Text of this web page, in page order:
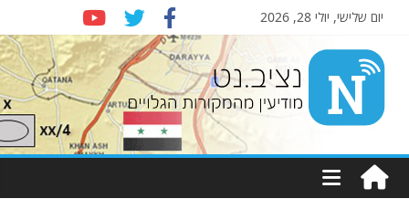
יום שלישי, יולי 28, 2026
Nziv.net
מודיעין
מהמקורות